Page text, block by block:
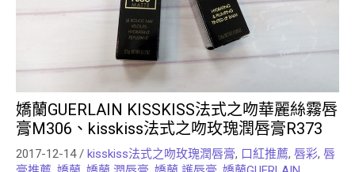
嬌蘭GUERLAIN KISSKISS法式之吻華麗絲霧唇
膏M306、kisskiss法式之吻玫瑰潤唇膏R373
2017-12-14/ kisskiss法式之吻玫瑰潤唇膏, 口紅推薦, 唇彩, 唇